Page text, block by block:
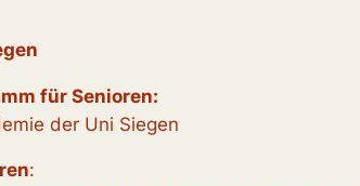
für Senioren:
der Uni Siegen
: